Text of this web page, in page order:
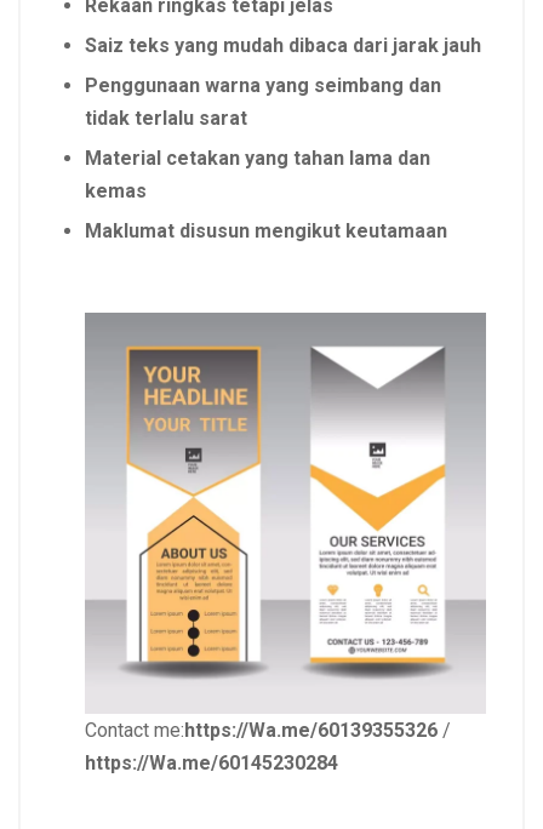
Rekaan ringkas tetapi jelas
Saiz teks yang mudah dibaca dari jarak jauh
Penggunaan warna yang seimbang dan
tidak terlalu sarat
Material cetakan yang tahan lama dan
kemas
Maklumat disusun mengikut keutamaan
Contact me:https://Wa.me/60139355326 /
https://Wa.me/60145230284